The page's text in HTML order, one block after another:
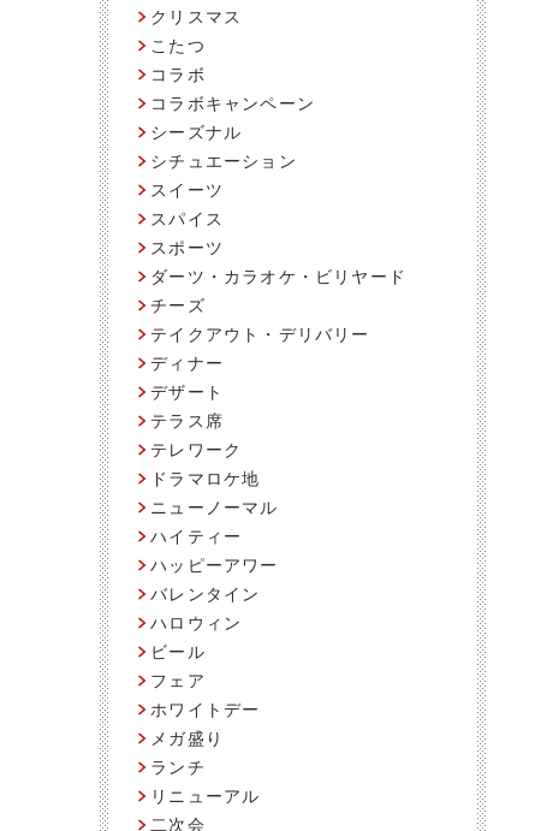
クリスマス
こたつ
コラボ
コラボキャンペーン
シーズナル
シチュエーション
スイーツ
スパイス
スポーツ
ダーツ・カラオケ・ビリヤード
チーズ
テイクアウト・デリバリー
ディナー
デザート
テラス席
テレワーク
ドラマロケ地
ニューノーマル
ハイティー
ハッピーアワー
バレンタイン
ハロウィン
ビール
フェア
ホワイトデー
メガ盛り
ランチ
リニューアル
二次会